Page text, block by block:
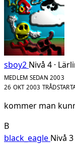
sboy2 Nivå 4 ·
MEDLEM SEDAN 2003
26 OKT 2003
kommer man
B
black_eagle Nivå